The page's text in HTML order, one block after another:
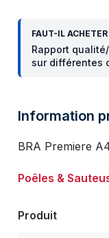
FAUT-IL
Rapport
sur différentes
Information
BRA Premiere
Poêles &
Produit